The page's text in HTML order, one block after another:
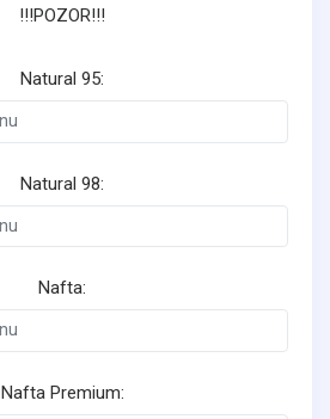
!!!POZOR!!!
Natural 95:
Natural 98:
Nafta:
Nafta Premium: